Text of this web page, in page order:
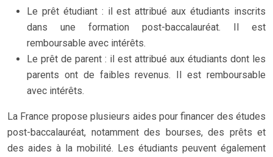
Le prêt étudiant : il est attribué aux étudiants inscrits
dans une formation post-baccalauréat. Il est
remboursable avec intérêts.
Le prêt de parent : il est attribué aux étudiants dont les
parents ont de faibles revenus. Il est remboursable
avec intérêts.
La France propose plusieurs aides pour financer des études
post-baccalauréat, notamment des bourses, des prêts et
des aides à la mobilité. Les étudiants peuvent également